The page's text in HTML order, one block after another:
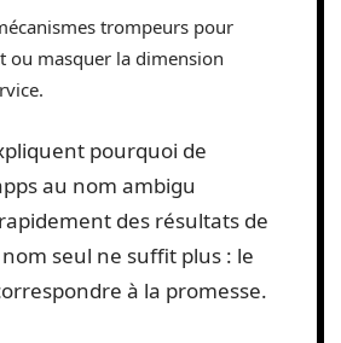
trompeurs pour
ou masquer la dimension
pourquoi de
au nom ambigu
des résultats de
seul ne suffit plus : le
à la promesse.